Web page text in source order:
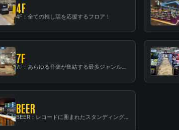
4F
4F：全ての推し活を応援するフロア！
7F
7F：あらゆる音楽が集結する最多ジャンルフロア！
BEER
BEER：レコードに囲まれたスタンディングバー